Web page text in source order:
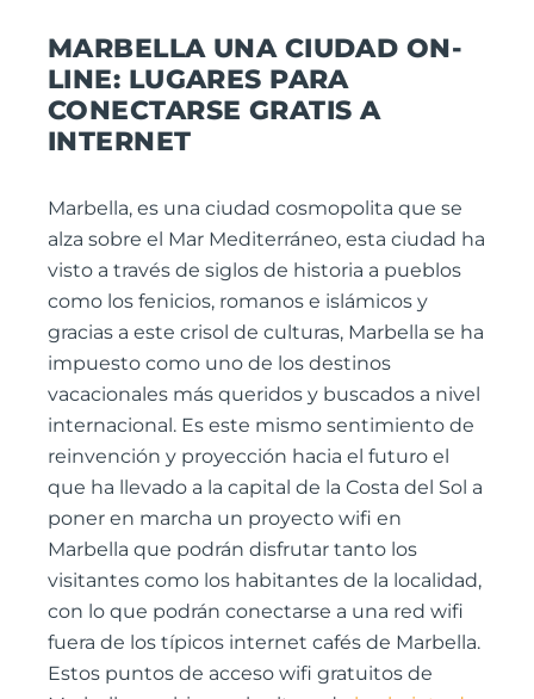
MARBELLA UNA CIUDAD ON-
LINE: LUGARES PARA
CONECTARSE GRATIS A
INTERNET
Marbella, es una ciudad cosmopolita que se
alza sobre el Mar Mediterráneo, esta ciudad ha
visto a través de siglos de historia a pueblos
como los fenicios, romanos e islámicos y
gracias a este crisol de culturas, Marbella se ha
impuesto como uno de los destinos
vacacionales más queridos y buscados a nivel
internacional. Es este mismo sentimiento de
reinvención y proyección hacia el futuro el
que ha llevado a la capital de la Costa del Sol a
poner en marcha un proyecto wifi en
Marbella que podrán disfrutar tanto los
visitantes como los habitantes de la localidad,
con lo que podrán conectarse a una red wifi
fuera de los típicos internet cafés de Marbella.
Estos puntos de acceso wifi gratuitos de